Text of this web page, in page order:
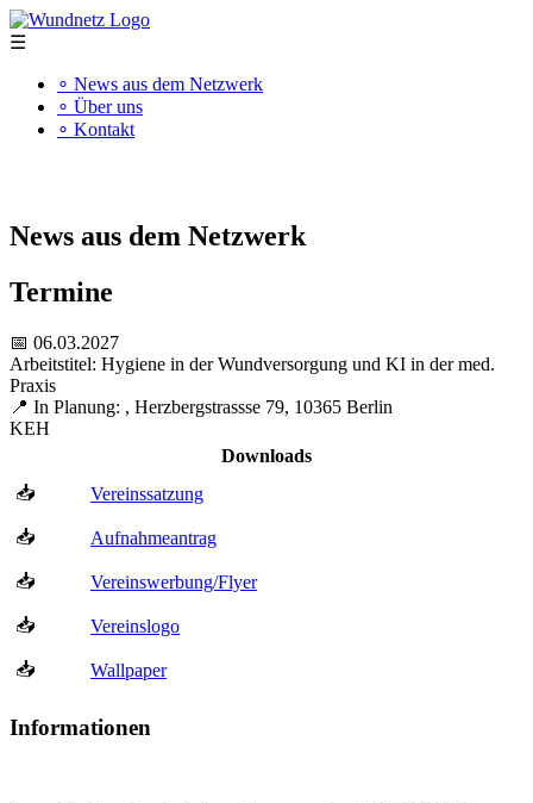
☰
∘ News aus dem Netzwerk
∘ Über uns
∘ Kontakt
News aus dem Netzwerk
Termine
📅 06.03.2027
Arbeitstitel: Hygiene in der Wundversorgung und KI in der med.
Praxis
📍 In Planung: , Herzbergstrassse 79, 10365 Berlin
KEH
Downloads
📥
Vereinssatzung
📥 Aufnahmeantrag
📥 Vereinswerbung/Flyer
📥 Vereinslogo
📥 Wallpaper
Informationen